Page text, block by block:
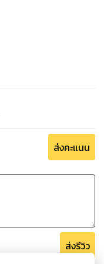
ส่งคะแนน
ส่งรีวิว